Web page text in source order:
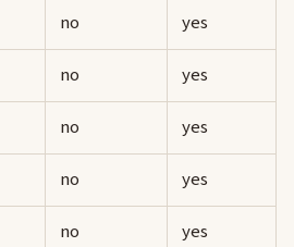
no
yes
no
yes
no
yes
no
yes
no yes